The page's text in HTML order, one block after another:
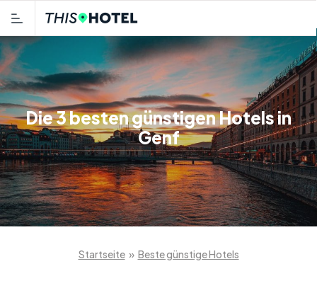
Die 3 besten günstigen Hotels in
Genf
Startseite » Beste günstige Hotels